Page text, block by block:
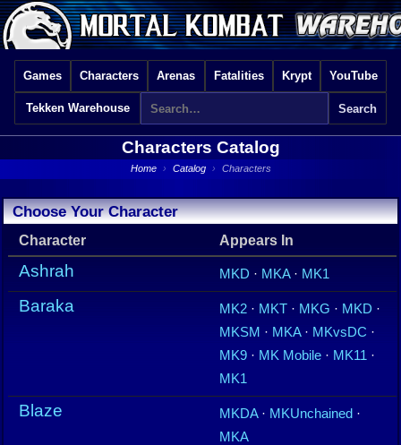
Games Characters Arenas Fatalities Krypt YouTube
Tekken Warehouse
Characters Catalog
Home › Catalog › Characters
Choose Your Character
Character Appears In
Ashrah MKD · MKA· MK1
Baraka MK2 · MKT · MKG · MKD ·
MKSM · MKA· MKvsDC ·
MK9 · MK Mobile · MK11 ·
MK1
Blaze MKDA· MKUnchained ·
MKA